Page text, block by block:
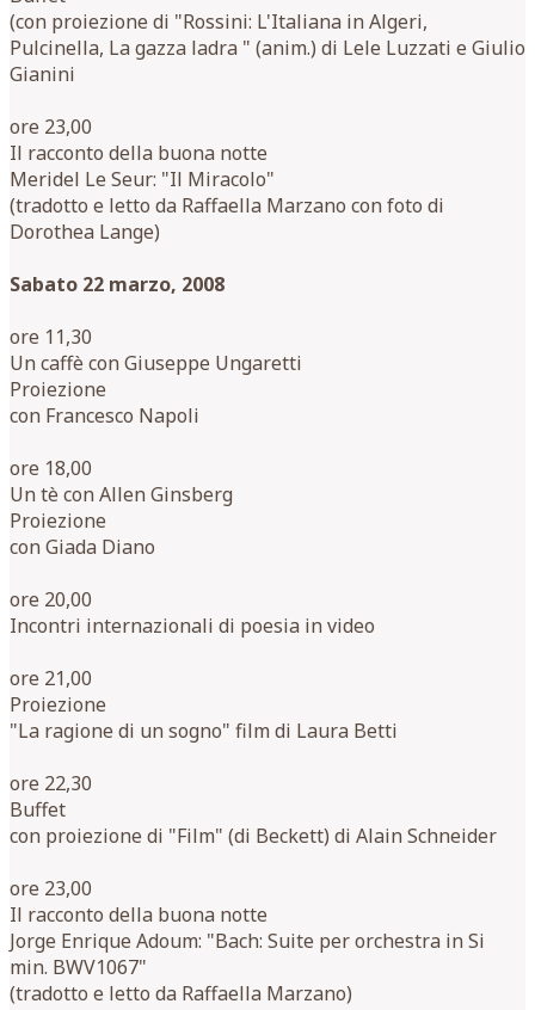
(con proiezione di "Rossini: L'Italiana in Algeri,
Pulcinella, La gazza ladra " (anim.) di Lele Luzzati e Giulio
Gianini
ore 23,00
Il racconto della buona notte
Meridel Le Seur: "Il Miracolo"
(tradotto e letto da Raffaella Marzano con foto di
Dorothea Lange)
Sabato 22 marzo, 2008
ore 11,30
Un caffè con Giuseppe Ungaretti
Proiezione
con Francesco Napoli
ore 18,00
Un tè con Allen Ginsberg
Proiezione
con Giada Diano
ore 20,00
Incontri internazionali di poesia in video
ore 21,00
Proiezione
"La ragione di un sogno" film di Laura Betti
ore 22,30
Buffet
con proiezione di "Film" (di Beckett) di Alain Schneider
ore 23,00
Il racconto della buona notte
Jorge Enrique Adoum: "Bach: Suite per orchestra in Si
min. BWV1067"
(tradotto e letto da Raffaella Marzano)